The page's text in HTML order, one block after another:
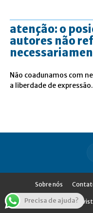
atenção: o
autores não
Não coadunamos com
a liberdade de expressão.
Sobre nós
© Jures -
Precisa de ajuda?